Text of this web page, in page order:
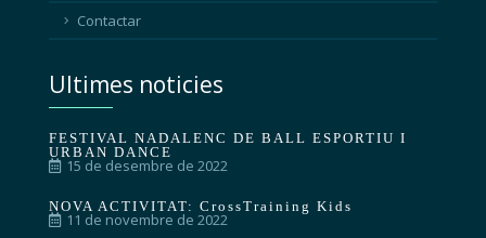
Contactar
Ultimes noticies
FESTIVAL NADALENC DE BALL ESPORTIU I
URBAN DANCE
15 de desembre de 2022
NOVA ACTIVITAT: CrossTraining Kids
11 de novembre de 2022